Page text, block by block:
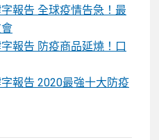
報告 全球疫情告急！最
報告 防疫商品延燒！口
報告 2020最強十大防疫